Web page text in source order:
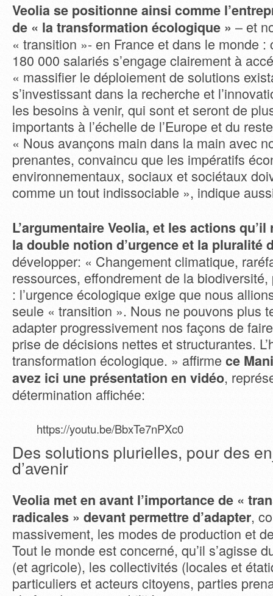
Veolia se positionne ainsi comme
de « la transformation écologique » – et
« transition »- en France et dans le monde :
180 000 salariés s’engage clairement à
« massifier le déploiement de solutions
s’investissant dans la recherche et
les besoins à venir, qui sont et seront de
importants à l’échelle de l’Europe et du
« Nous avançons main dans la main avec
prenantes, convaincu que les impératifs
environnementaux, sociaux et sociétaux
comme un tout indissociable », indique
L’argumentaire Veolia, et les actions
la double notion d’urgence et la pluralité
développer: « Changement climatique,
ressources, effondrement de la
: l’urgence écologique exige que nous
seule « transition ». Nous ne pouvons plus
adapter progressivement nos façons de
prise de décisions nettes et structurantes.
transformation écologique. » affirme ce
avez ici une présentation en vidéo,
détermination affichée:
https://youtu.be/BbxTe7nPXc0
Des solutions plurielles, pour des
d’avenir
Veolia met en avant l’importance de «
radicales » devant permettre d’adapter,
massivement, les modes de production et
Tout le monde est concerné, qu’il s’agisse
(et agricole), les collectivités (locales et
particuliers et acteurs citoyens, parties